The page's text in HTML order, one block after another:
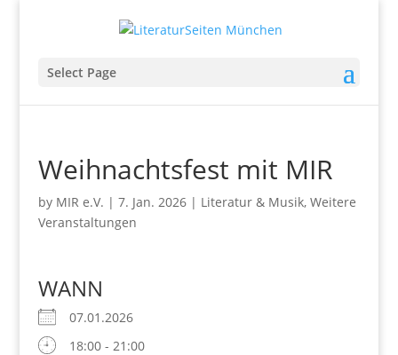
Select Page
Weihnachtsfest mit MIR
by MIR e.V. | 7. Jan. 2026| Literatur & Musik, Weitere
Veranstaltungen
WANN
07.01.2026
18:00 - 21:00